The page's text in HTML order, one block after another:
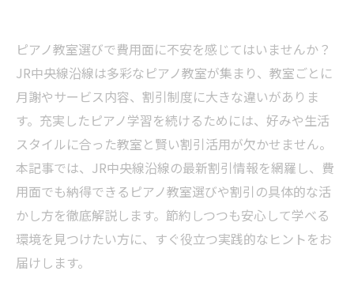
ピアノ教室選びで費用面に不安を感じてはいませんか？
JR中央線沿線は多彩なピアノ教室が集まり、教室ごとに
月謝やサービス内容、割引制度に大きな違いがありま
す。充実したピアノ学習を続けるためには、好みや生活
スタイルに合った教室と賢い割引活用が欠かせません。
本記事では、JR中央線沿線の最新割引情報を網羅し、費
用面でも納得できるピアノ教室選びや割引の具体的な活
かし方を徹底解説します。節約しつつも安心して学べる
環境を見つけたい方に、すぐ役立つ実践的なヒントをお
届けします。